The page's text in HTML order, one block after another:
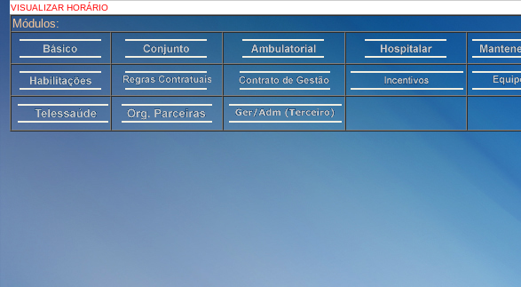
VISUALIZAR HORÁRIO
Módulos: